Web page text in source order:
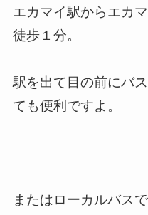
エカマイ駅からエカ
徒歩１分。
駅を出て目の前にバ
ても便利ですよ。
またはローカルバス